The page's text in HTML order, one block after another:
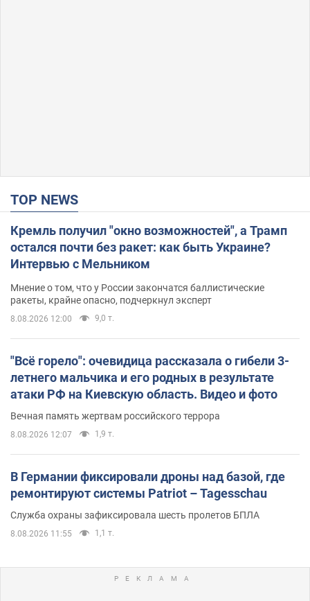
TOP NEWS
Кремль получил "окно возможностей", а Трамп
остался почти без ракет: как быть Украине?
Интервью с Мельником
Мнение о том, что у России закончатся баллистические
ракеты, крайне опасно, подчеркнул эксперт
8.08.2026 12:00 9,0 т.
"Всё горело": очевидица рассказала о гибели 3-
летнего мальчика и его родных в результате
атаки РФ на Киевскую область. Видео и фото
Вечная память жертвам российского террора
8.08.2026 12:07 1,9 т.
В Германии фиксировали дроны над базой, где
ремонтируют системы Patriot – Tagesschau
Служба охраны зафиксировала шесть пролетов БПЛА
8.08.2026 11:55 1,1 т.